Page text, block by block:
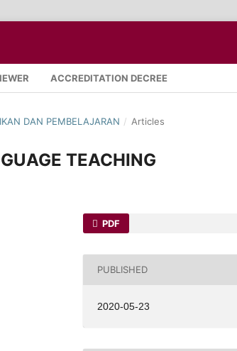
ACCREDITATION DECREE
DAN PEMBELAJARAN / Articles
TEACHING
PDF
PUBLISHED
2020-05-23